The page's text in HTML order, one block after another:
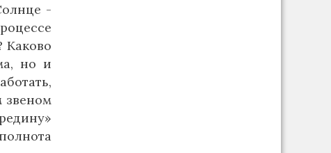
-
Каково
но и
звеном